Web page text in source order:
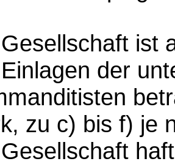
ist
der
zu c) bis f) je